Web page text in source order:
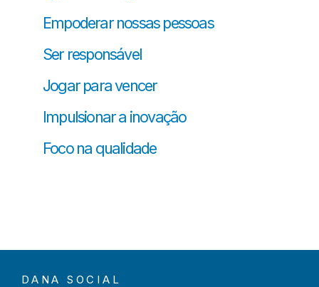
Empoderar nossas pessoas
Ser responsável
Jogar para vencer
Impulsionar a inovação
Foco na qualidade
DANA SOCIAL